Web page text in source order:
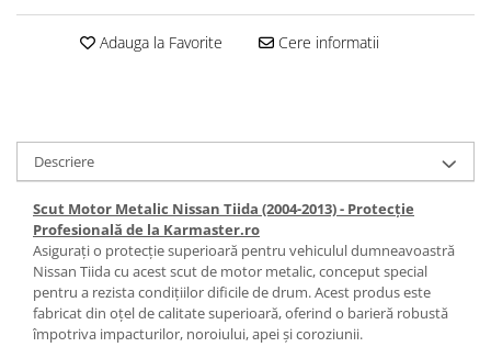
Carlige Land Rover
Carlige Mazda
Carlige MG
Carlige Mini
Carlige Mitsubishi
Carlige Nissan
Scut motor Nissan
Scut motor Opel
Scut motor Renault
Scut motor Seat
Scut motor Skoda
Scut motor Smart
Scut motor SsangYong
Adauga la Favorite Cere informatii
Descriere
Scut Motor Metalic Nissan Tiida (2004-2013) - Protecție
Profesională de la Karmaster.ro
Asigurați o protecție superioară pentru vehiculul dumneavoastră
Nissan Tiida cu acest scut de motor metalic, conceput special
pentru a rezista condițiilor dificile de drum. Acest produs este
fabricat din oțel de calitate superioară, oferind o barieră robustă
împotriva impacturilor, noroiului, apei și coroziunii.